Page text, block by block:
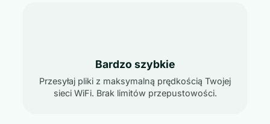
Bardzo szybkie
Przesyłaj pliki z maksymalną prędkością Twojej
sieci WiFi. Brak limitów przepustowości.